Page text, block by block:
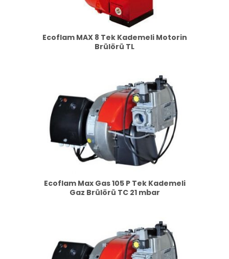
Ecoflam MAX 8 Tek Kademeli Motorin
Brülörü TL
Ecoflam Max Gas 105 P Tek Kademeli
Gaz Brülörü TC 21 mbar